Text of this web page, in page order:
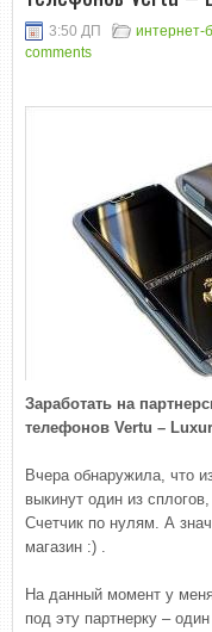
3:50 ДП интернет-
comments
Заработать на
телефонов Vertu –
Вчера обнаружила, что
выкинут один из
Счетчик по нулям. А
магазин :) .
На данный момент у
под эту партнерку –